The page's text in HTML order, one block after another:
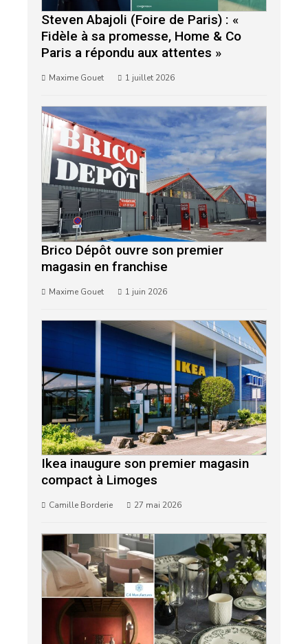
Steven Abajoli (Foire de Paris) : «
Fidèle à sa promesse, Home & Co
Paris a répondu aux attentes »
Maxime Gouet 1 juillet 2026
Brico Dépôt ouvre son premier
magasin en franchise
Maxime Gouet 1 juin 2026
Ikea inaugure son premier magasin
compact à Limoges
Camille Borderie 27 mai 2026